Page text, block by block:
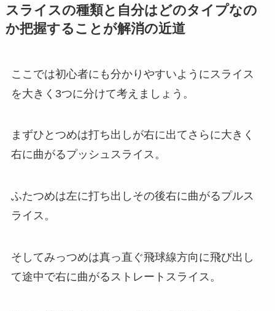
スライスの種類と自分はどのタイプなの
か把握することが解消の近道
ここでは初心者にも分かりやすいようにスライス
を大きく3つに分けて考えましょう。
まずひとつめは打ち出しが右に出てさらに大きく
右に曲がるプッシュスライス。
ふたつめは左に打ち出しその後右に曲がるプルス
ライス。
そしてみっつめは真っ直ぐ飛球線方向に飛び出し
て途中で右に曲がるストレートスライス。